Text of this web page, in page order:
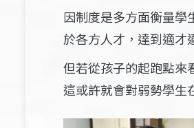
因制度是多方面衡量學
於各方人才，達到適才
但若從孩子的起跑點來
這或許就會對弱勢學生